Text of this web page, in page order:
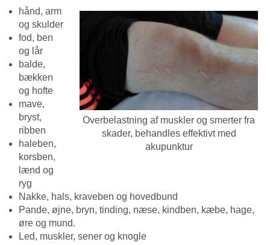
Overbelastning af muskler og smerter fra
skader, behandles effektivt med
akupunktur
hånd, arm
og skulder
fod, ben
og lår
balde,
bækken
og hofte
mave,
bryst,
ribben
haleben,
korsben,
lænd og
ryg
Nakke, hals, kraveben og hovedbund
Pande, øjne, bryn, tinding, næse, kindben, kæbe, hage,
øre og mund.
Led, muskler, sener og knogle